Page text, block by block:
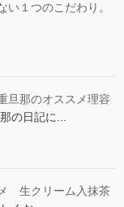
い１つのこだわり。
旦那のオススメ理容
の日記に...
生クリーム入抹茶